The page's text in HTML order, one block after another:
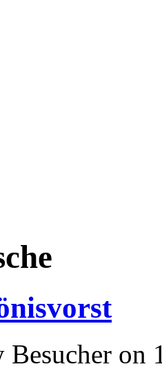
Besucher on